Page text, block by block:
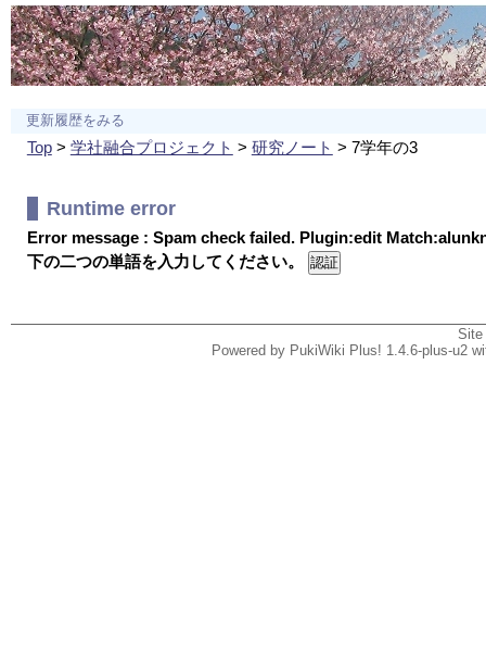
更新履歴をみる
Top> 学社融合プロジェクト > 研究ノート > 7学年の3
Runtime error
Error message : Spam check failed. Plugin:edit
下の二つの単語を入力してください。
Powered by PukiWiki Plus! 1.4.6-plus-u2